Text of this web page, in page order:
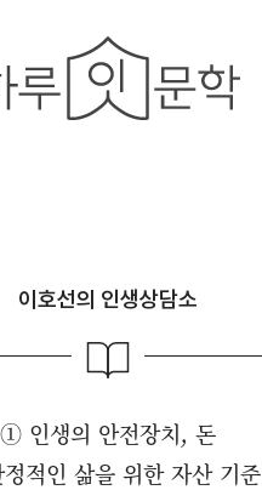
이호선의 인생상담소
① 인생의 안전장치, 돈
적인 삶을 위한 자산 기준